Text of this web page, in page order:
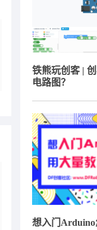
铁熊玩创客 |
电路图？
想入门Arduino